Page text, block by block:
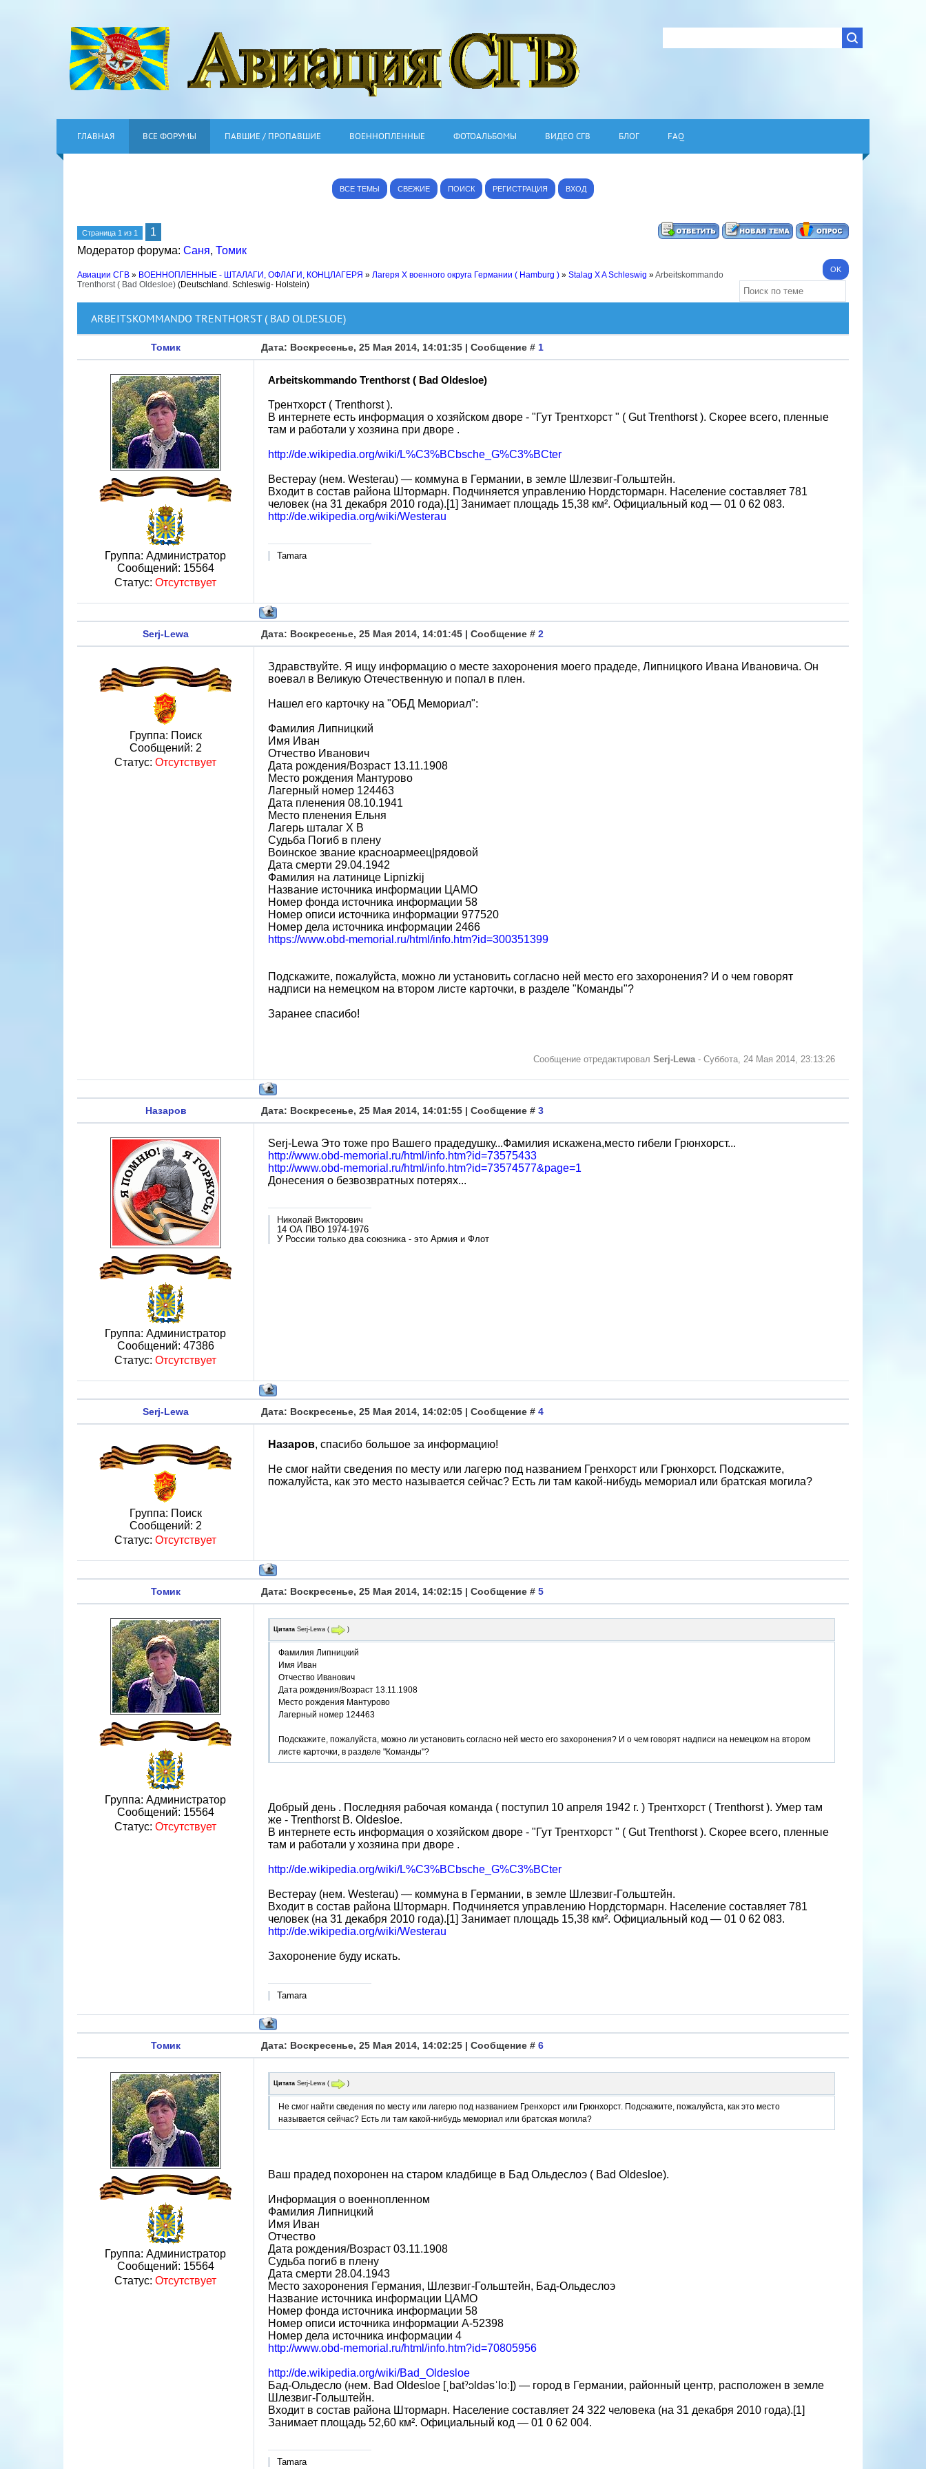
ГЛАВНАЯ ВСЕ ФОРУМЫ ПАВШИЕ / ПРОПАВШИЕ ВОЕННОПЛЕННЫЕ ФОТОАЛЬБОМЫ ВИДЕО СГВ БЛОГ FAQ
ВСЕ ТЕМЫ СВЕЖИЕ ПОИСК РЕГИСТРАЦИЯ ВХОД
Страница 1 из 1
1
Модератор форума: Саня, Томик
Авиации СГВ » ВОЕННОПЛЕННЫЕ - ШТАЛАГИ, ОФЛАГИ, КОНЦЛАГЕРЯ » Лагеря X военного округа Германии ( Hamburg ) » Stalag X A Schleswig »Arbeitskommando
Trenthorst ( Bad Oldesloe) (Deutschland. Schleswig- Holstein)
ARBEITSKOMMANDO TRENTHORST ( BAD OLDESLOE)
Томик Дата: Воскресенье, 25 Мая 2014, 14:01:35 | Сообщение # 1
Группа: Администратор
Сообщений: 15564
Статус: Отсутствует
Arbeitskommando Trenthorst ( Bad Oldesloe)
Трентхорст ( Trenthorst ).
В интернете есть информация о хозяйском дворе - "Гут Трентхорст " ( Gut Trenthorst ). Скорее всего, пленные
там и работали у хозяина при дворе .
http://de.wikipedia.org/wiki/L%C3%BCbsche_G%C3%BCter
Вестерау (нем. Westerau) — коммуна в Германии, в земле Шлезвиг-Гольштейн.
Входит в состав района Штормарн. Подчиняется управлению Нордстормарн. Население составляет 781
человек (на 31 декабря 2010 года).[1] Занимает площадь 15,38 км². Официальный код — 01 0 62 083.
http://de.wikipedia.org/wiki/Westerau
Tamara
Serj-Lewa Дата: Воскресенье, 25 Мая 2014, 14:01:45 | Сообщение # 2
Группа: Поиск
Сообщений: 2
Статус: Отсутствует
Здравствуйте. Я ищу информацию о месте захоронения моего прадеде, Липницкого Ивана Ивановича. Он
воевал в Великую Отечественную и попал в плен.
Нашел его карточку на "ОБД Мемориал":
Фамилия Липницкий
Имя Иван
Отчество Иванович
Дата рождения/Возраст 13.11.1908
Место рождения Мантурово
Лагерный номер 124463
Дата пленения 08.10.1941
Место пленения Ельня
Лагерь шталаг X B
Судьба Погиб в плену
Воинское звание красноармеец|рядовой
Дата смерти 29.04.1942
Фамилия на латинице Lipnizkij
Название источника информации ЦАМО
Номер фонда источника информации 58
Номер описи источника информации 977520
Номер дела источника информации 2466
https://www.obd-memorial.ru/html/info.htm?id=300351399
Подскажите, пожалуйста, можно ли установить согласно ней место его захоронения? И о чем говорят
надписи на немецком на втором листе карточки, в разделе "Команды"?
Заранее спасибо!
Сообщение отредактировал Serj-Lewa- Суббота, 24 Мая 2014, 23:13:26
Назаров Дата: Воскресенье, 25 Мая 2014, 14:01:55 | Сообщение # 3
Группа: Администратор
Сообщений: 47386
Статус: Отсутствует
Serj-Lewa Это тоже про Вашего прадедушку...Фамилия искажена,место гибели Грюнхорст...
http://www.obd-memorial.ru/html/info.htm?id=73575433
http://www.obd-memorial.ru/html/info.htm?id=73574577&page=1
Донесения о безвозвратных потерях...
Николай Викторович
14 ОА ПВО 1974-1976
У России только два союзника - это Армия и Флот
Serj-Lewa Дата: Воскресенье, 25 Мая 2014, 14:02:05 | Сообщение # 4
Группа: Поиск
Сообщений: 2
Статус: Отсутствует
Назаров, спасибо большое за информацию!
Не смог найти сведения по месту или лагерю под названием Гренхорст или Грюнхорст. Подскажите,
пожалуйста, как это место называется сейчас? Есть ли там какой-нибудь мемориал или братская могила?
Томик Дата: Воскресенье, 25 Мая 2014, 14:02:15 | Сообщение # 5
Группа: Администратор
Сообщений: 15564
Статус: Отсутствует
Цитата Serj-Lewa ( )
Фамилия Липницкий
Имя Иван
Отчество Иванович
Дата рождения/Возраст 13.11.1908
Место рождения Мантурово
Лагерный номер 124463
Подскажите, пожалуйста, можно ли установить согласно ней место его захоронения? И о чем говорят надписи на немецком на втором
листе карточки, в разделе "Команды"?
Добрый день . Последняя рабочая команда ( поступил 10 апреля 1942 г. ) Трентхорст ( Trenthorst ). Умер там
же - Trenthorst B. Oldesloe.
В интернете есть информация о хозяйском дворе - "Гут Трентхорст " ( Gut Trenthorst ). Скорее всего, пленные
там и работали у хозяина при дворе .
http://de.wikipedia.org/wiki/L%C3%BCbsche_G%C3%BCter
Вестерау (нем. Westerau) — коммуна в Германии, в земле Шлезвиг-Гольштейн.
Входит в состав района Штормарн. Подчиняется управлению Нордстормарн. Население составляет 781
человек (на 31 декабря 2010 года).[1] Занимает площадь 15,38 км². Официальный код — 01 0 62 083.
http://de.wikipedia.org/wiki/Westerau
Захоронение буду искать.
Tamara
Томик Дата: Воскресенье, 25 Мая 2014, 14:02:25 | Сообщение # 6
Группа: Администратор
Сообщений: 15564
Статус: Отсутствует
Цитата Serj-Lewa ( )
Не смог найти сведения по месту или лагерю под названием Гренхорст или Грюнхорст. Подскажите, пожалуйста, как это место
называется сейчас? Есть ли там какой-нибудь мемориал или братская могила?
Ваш прадед похоронен на старом кладбище в Бад Ольдеслоэ ( Bad Oldesloe).
Информация о военнопленном
Фамилия Липницкий
Имя Иван
Отчество
Дата рождения/Возраст 03.11.1908
Судьба погиб в плену
Дата смерти 28.04.1943
Место захоронения Германия, Шлезвиг-Гольштейн, Бад-Ольдеслоэ
Название источника информации ЦАМО
Номер фонда источника информации 58
Номер описи источника информации A-52398
Номер дела источника информации 4
http://www.obd-memorial.ru/html/info.htm?id=70805956
http://de.wikipedia.org/wiki/Bad_Oldesloe
Бад-Ольдесло (нем. Bad Oldesloe [ˌbatˀɔldəsˈloː]) — город в Германии, районный центр, расположен в земле
Шлезвиг-Гольштейн.
Входит в состав района Штормарн. Население составляет 24 322 человека (на 31 декабря 2010 года).[1]
Занимает площадь 52,60 км². Официальный код — 01 0 62 004.
Tamara